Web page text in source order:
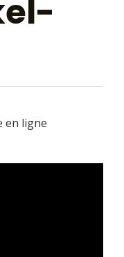
en ligne